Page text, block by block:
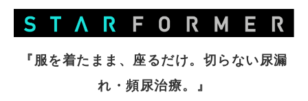
『服を着たまま、座るだけ。切らない尿漏
れ・頻尿治療。』